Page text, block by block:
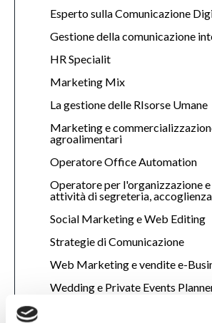
Esperto sulla Comunicazione
Gestione della comunicazione
HR Specialit
Marketing Mix
La gestione delle RIsorse Umane
Marketing e
agroalimentari
Operatore Office Automation
Operatore per l'organizzazione
attività di segreteria,
Social Marketing e Web Editing
Strategie di Comunicazione
Web Marketing e vendite e-
Wedding e Private Events